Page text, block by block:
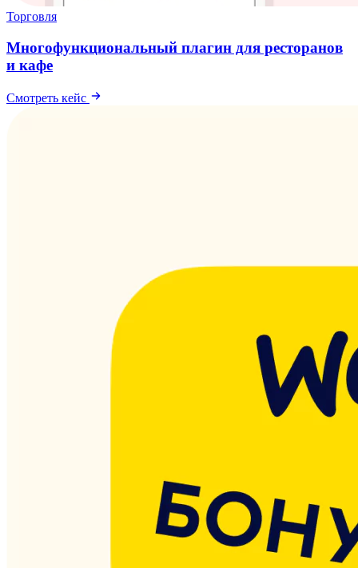
Торговля
Многофункциональный плагин для ресторанов
и кафе
Смотреть кейс